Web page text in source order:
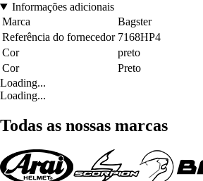
Informações adicionais
Marca
Bagster
Referência do fornecedor 7168HP4
Cor
preto
Cor
Preto
Loading...
Loading...
Todas as nossas marcas